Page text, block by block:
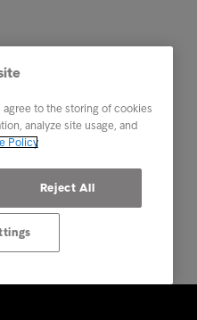
to the storing of cookies
analyze site usage, and
Policy
Reject All